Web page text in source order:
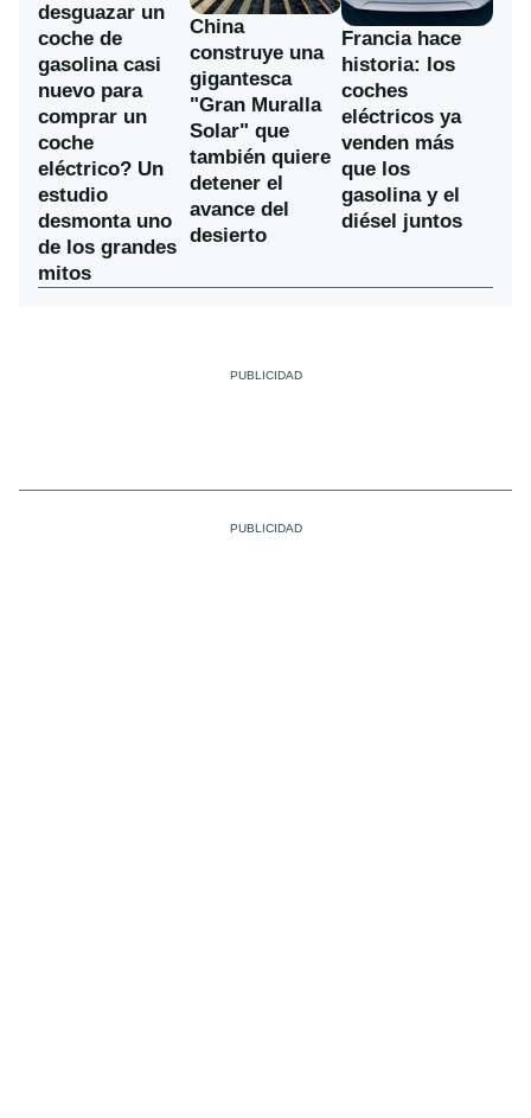
desguazar un
coche de
gasolina casi
nuevo para
comprar un
coche
eléctrico? Un
estudio
desmonta uno
de los grandes
mitos
China
construye una
gigantesca
"Gran Muralla
Solar" que
también quiere
detener el
avance del
desierto
Francia hace
historia: los
coches
eléctricos ya
venden más
que los
gasolina y el
diésel juntos